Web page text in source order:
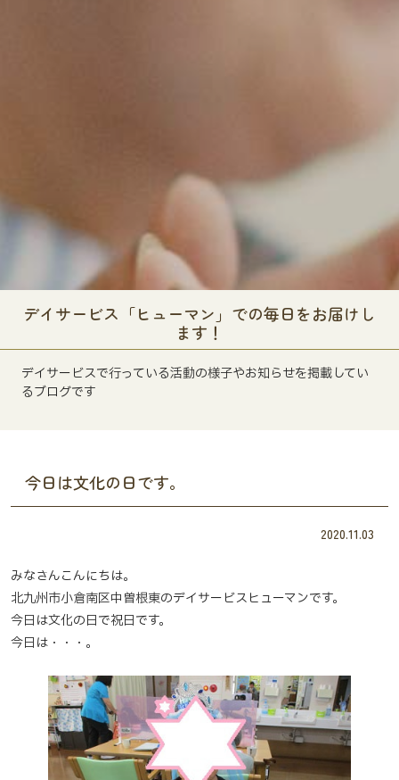
デイサービス「ヒューマン」での毎日をお届けし
ます！
デイサービスで行っている活動の様子やお知らせを掲載してい
るブログです
今日は文化の日です。
2020.11.03
みなさんこんにちは。
北九州市小倉南区中曽根東のデイサービスヒューマンです。
今日は文化の日で祝日です。
今日は・・・。